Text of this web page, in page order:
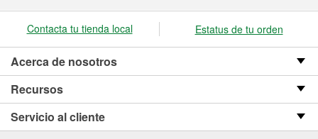
Contacta tu tienda local Estatus de tu orden
Acerca de nosotros
Recursos
Servicio al cliente